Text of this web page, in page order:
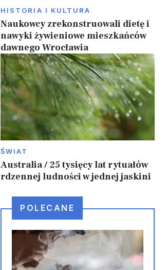
HISTORIA I KULTURA
Naukowcy zrekonstruowali dietę i
nawyki żywieniowe mieszkańców
dawnego Wrocławia
ŚWIAT
Australia / 25 tysięcy lat rytuałów
rdzennej ludności w jednej jaskini
POLECANE